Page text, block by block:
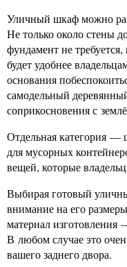
Уличный шкаф можно
Не только около стены
фундамент не
будет удобнее
основания
самодельный
соприкосновения с
Отдельная категория
для мусорных
вещей, которые
Выбирая готовый
внимание на его
материал
В любом случае это
вашего заднего двора.